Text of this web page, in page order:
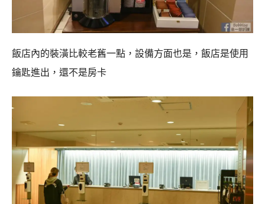
飯店內的裝潢比較老舊一點，設備方面也是，飯店是使用
鑰匙進出，還不是房卡